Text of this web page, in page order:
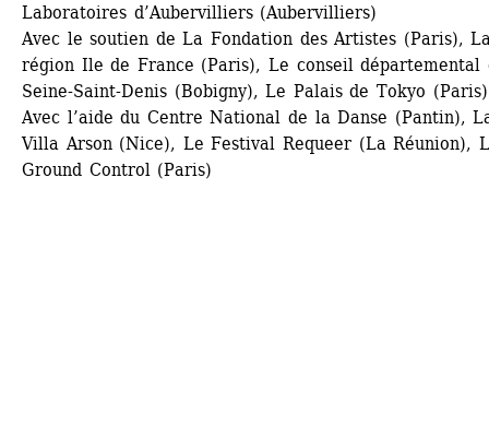
Laboratoires d’Aubervilliers (Aubervilliers)
Avec le soutien de La Fondation des Artistes (Paris),
région Ile de France (Paris), Le conseil départemental
Seine-Saint-Denis (Bobigny), Le Palais de Tokyo (Paris)
Avec l’aide du Centre National de la Danse (Pantin),
Villa Arson (Nice), Le Festival Requeer (La Réunion),
Ground Control (Paris)